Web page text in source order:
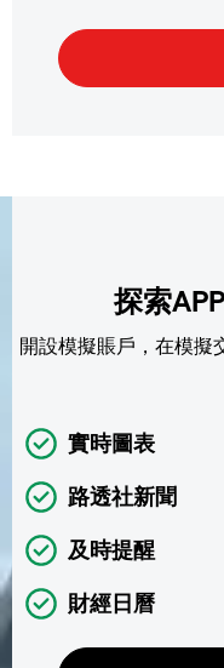
探索
開設模擬賬戶，在模擬
實時圖表
路透社新聞
及時提醒
財經日曆